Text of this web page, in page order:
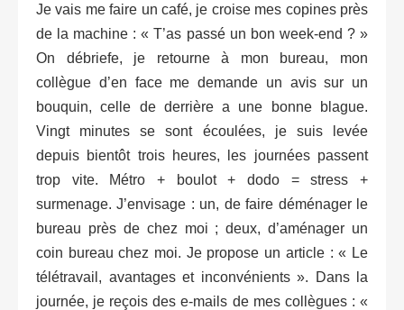
Je vais me faire un café, je croise mes copines près
de la machine : « T’as passé un bon week-end ? »
On débriefe, je retourne à mon bureau, mon
collègue d’en face me demande un avis sur un
bouquin, celle de derrière a une bonne blague.
Vingt minutes se sont écoulées, je suis levée
depuis bientôt trois heures, les journées passent
trop vite. Métro + boulot + dodo = stress +
surmenage. J’envisage : un, de faire déménager le
bureau près de chez moi ; deux, d’aménager un
coin bureau chez moi. Je propose un article : « Le
télétravail, avantages et inconvénients ». Dans la
journée, je reçois des e-mails de mes collègues : «